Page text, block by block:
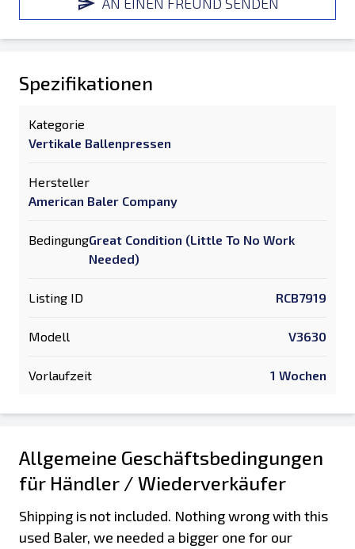
Spezifikationen
Kategorie
Vertikale Ballenpressen
Hersteller
American Baler Company
BedingungGreat Condition (Little To No Work
Needed)
Listing ID RCB7919
Modell V3630
Vorlaufzeit 1 Wochen
Allgemeine Geschäftsbedingungen
für Händler / Wiederverkäufer
Shipping is not included. Nothing wrong with this
used Baler, we needed a bigger one for our